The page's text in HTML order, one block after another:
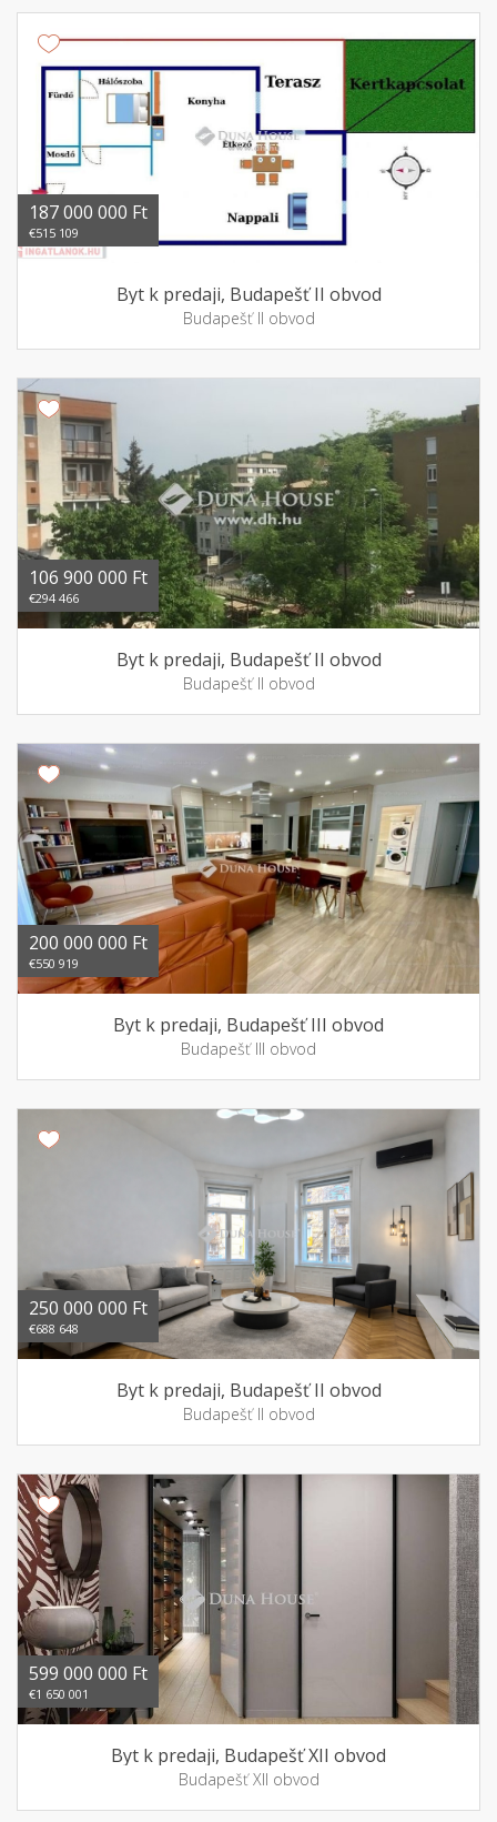
187 000 000 Ft
€515 109
Byt k predaji, Budapešť II obvod
Budapešť II obvod
106 900 000 Ft
€294 466
Byt k predaji, Budapešť II obvod
Budapešť II obvod
200 000 000 Ft
€550 919
Byt k predaji, Budapešť III obvod
Budapešť III obvod
250 000 000 Ft
€688 648
Byt k predaji, Budapešť II obvod
Budapešť II obvod
599 000 000 Ft
€1 650 001
Byt k predaji, Budapešť XII obvod
Budapešť XII obvod